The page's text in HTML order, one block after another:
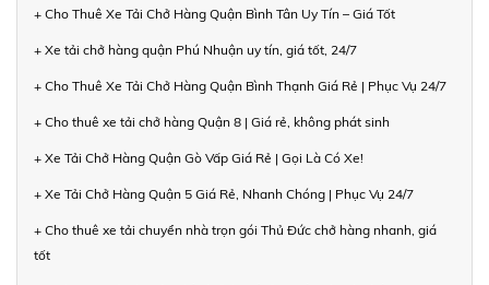
+ Cho Thuê Xe Tải Chở Hàng Quận Bình Tân Uy Tín – Giá Tốt
+ Xe tải chở hàng quận Phú Nhuận uy tín, giá tốt, 24/7
+ Cho Thuê Xe Tải Chở Hàng Quận Bình Thạnh Giá Rẻ | Phục Vụ 24/7
+ Cho thuê xe tải chở hàng Quận 8 | Giá rẻ, không phát sinh
+ Xe Tải Chở Hàng Quận Gò Vấp Giá Rẻ | Gọi Là Có Xe!
+ Xe Tải Chở Hàng Quận 5 Giá Rẻ, Nhanh Chóng | Phục Vụ 24/7
+ Cho thuê xe tải chuyển nhà trọn gói Thủ Đức chở hàng nhanh, giá
tốt